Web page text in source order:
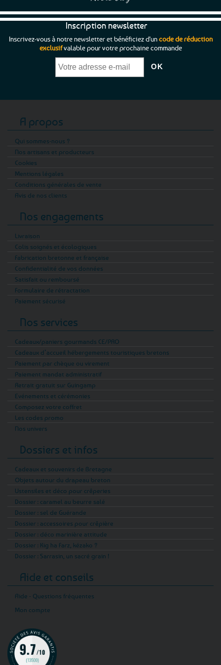
Inscription newsletter
Inscrivez-vous à notre newsletter et bénéficiez d'uncode de réduction
exclusifvalable pour votre prochaine commande
A propos
Qui sommes-nous ?
Nos artisans et producteurs
Cookies
Mentions légales
Conditions générales de vente
Avis de nos clients
Nos engagements
Livraison
Colis soignés et écologiques
Fabrication bretonne et française
Confidentialité de vos données
Satisfait ou remboursé
Formulaire de rétractation
Paiement sécurisé
Nos services
Cadeaux/paniers gourmands CE/PRO
Cadeaux d’accueil hébergements touristiques bretons
Paiement par chèque ou virement
Paiement mandat administratif
Retrait gratuit sur Guingamp
Evénements et cérémonies
Composez votre coffret
Les codes promo
Nos univers
Dossiers et infos
Cadeaux et souvenirs de Bretagne
Objets autour du drapeau breton
Ustensiles et déco pour crêperies
Dossier : caramel au beurre salé
Dossier : sel de Guérande
Dossier : accessoires pour crêpière
Dossier : déco marinière attitude
Dossier : Kig ha Farz, kézako ?
Dossier : Sarrasin, un sacré grain !
Aide et conseils
Aide - Questions fréquentes
Mon compte